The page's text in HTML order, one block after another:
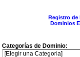
Registro de
Dominios
Categorías de Dominio: